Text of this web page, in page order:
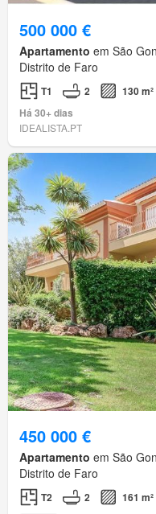
500 000 €
Apartamento em São
Distrito de Faro
T1 2
130 m²
Há 30+ dias
IDEALISTA.PT
450 000 €
Apartamento em São
Distrito de Faro
T2 2 161 m²